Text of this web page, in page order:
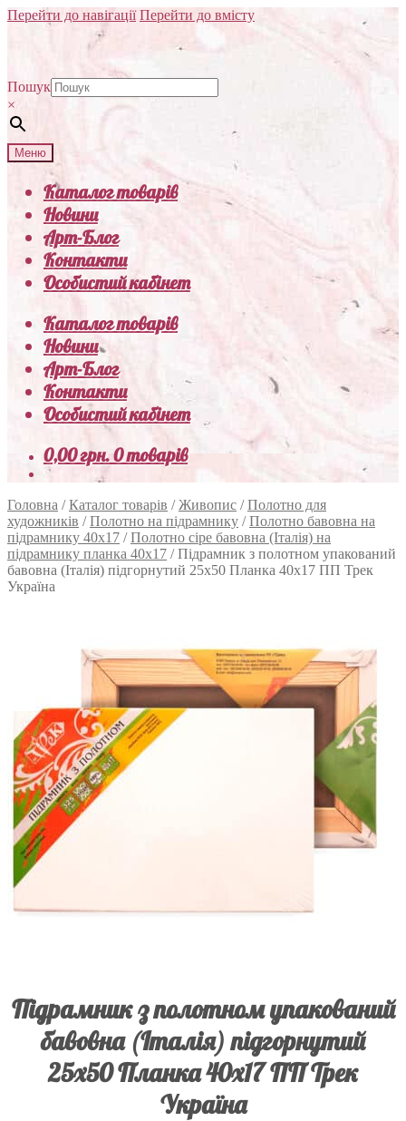
Перейти до навігації Перейти до вмісту
Пошук
×
Меню
Каталог товарів
Новини
Арт-Блог
Контакти
Особистий кабінет
Каталог товарів
Новини
Арт-Блог
Контакти
Особистий кабінет
0,00грн.0 товарів
Головна /Каталог товарів /Живопис /Полотно для
художників /Полотно на підрамнику /Полотно бавовна на
підрамнику 40х17 /Полотно сіре бавовна (Італія) на
підрамнику планка 40х17 /Підрамник з полотном упакований
бавовна (Італія) підгорнутий 25х50 Планка 40х17 ПП Трек
Україна
Підрамник з полотном упакований
бавовна (Італія) підгорнутий
25х50 Планка 40х17 ПП Трек
Україна